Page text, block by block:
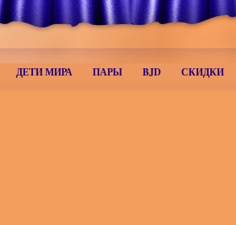
ДЕТИ МИРА ПАРЫ BJD СКИДКИ